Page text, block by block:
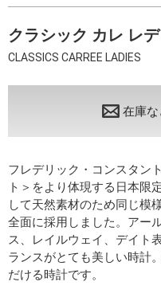
クラシック カレ レ
CLASSICS CARREE LADIES
在庫
フレデリック・コンスタン
ト＞をより体現する日本限
して天然素材のため同じ模
全面に採用しました。アー
ス、レイルウェイ、デイト
ランスがとても美しい時計
だける時計です。